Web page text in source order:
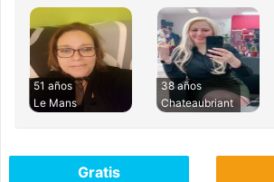
51 años
Le Mans
38 años
Chateaubriant
Gratis